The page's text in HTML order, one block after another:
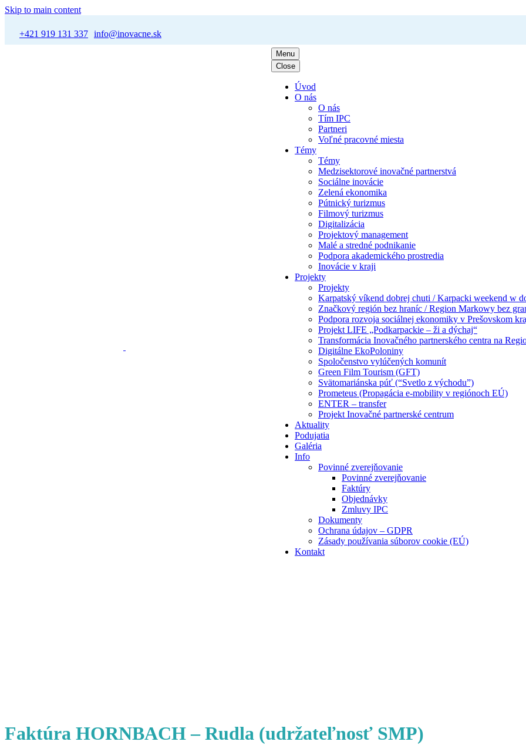
Skip to main content
+421 919 131 337 info@inovacne.sk
Menu
Close
Úvod
O nás
O nás
Tím IPC
Partneri
Voľné pracovné miesta
Témy
Témy
Medzisektorové inovačné partnerstvá
Sociálne inovácie
Zelená ekonomika
Pútnický turizmus
Filmový turizmus
Digitalizácia
Projektový management
Malé a stredné podnikanie
Podpora akademického prostredia
Inovácie v kraji
Projekty
Projekty
Karpatský víkend dobrej chuti / Karpacki weekend w
Značkový región bez hraníc / Region Markowy bez
Podpora rozvoja sociálnej ekonomiky v Prešovskom
Projekt LIFE „Podkarpackie – ži a dýchaj“
Transformácia Inovačného partnerského centra na
Digitálne EkoPoloniny
Spoločenstvo vylúčených komunít
Green Film Tourism (GFT)
Svätomariánska púť (“Svetlo z východu”)
Prometeus (Propagácia e-mobility v regiónoch EÚ)
ENTER – transfer
Projekt Inovačné partnerské centrum
Aktuality
Podujatia
Galéria
Info
Povinné zverejňovanie
Povinné zverejňovanie
Faktúry
Objednávky
Zmluvy IPC
Dokumenty
Ochrana údajov – GDPR
Zásady používania súborov cookie (EÚ)
Kontakt
Faktúra HORNBACH – Rudla (udržateľnosť SMP)